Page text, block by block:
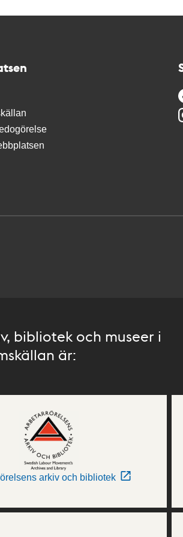
bibliotek och museer i
är:
arkiv och bibliotek